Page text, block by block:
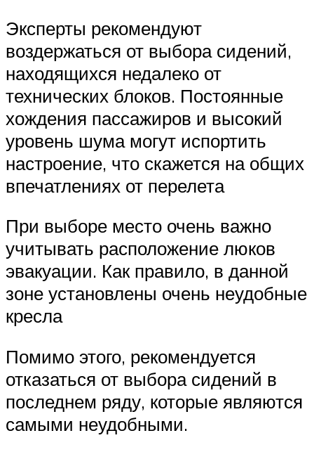
Эксперты рекомендуют
воздержаться от выбора сидений,
находящихся недалеко от
технических блоков. Постоянные
хождения пассажиров и высокий
уровень шума могут испортить
настроение, что скажется на общих
впечатлениях от перелета
При выборе место очень важно
учитывать расположение люков
эвакуации. Как правило, в данной
зоне установлены очень неудобные
кресла
Помимо этого, рекомендуется
отказаться от выбора сидений в
последнем ряду, которые являются
самыми неудобными.